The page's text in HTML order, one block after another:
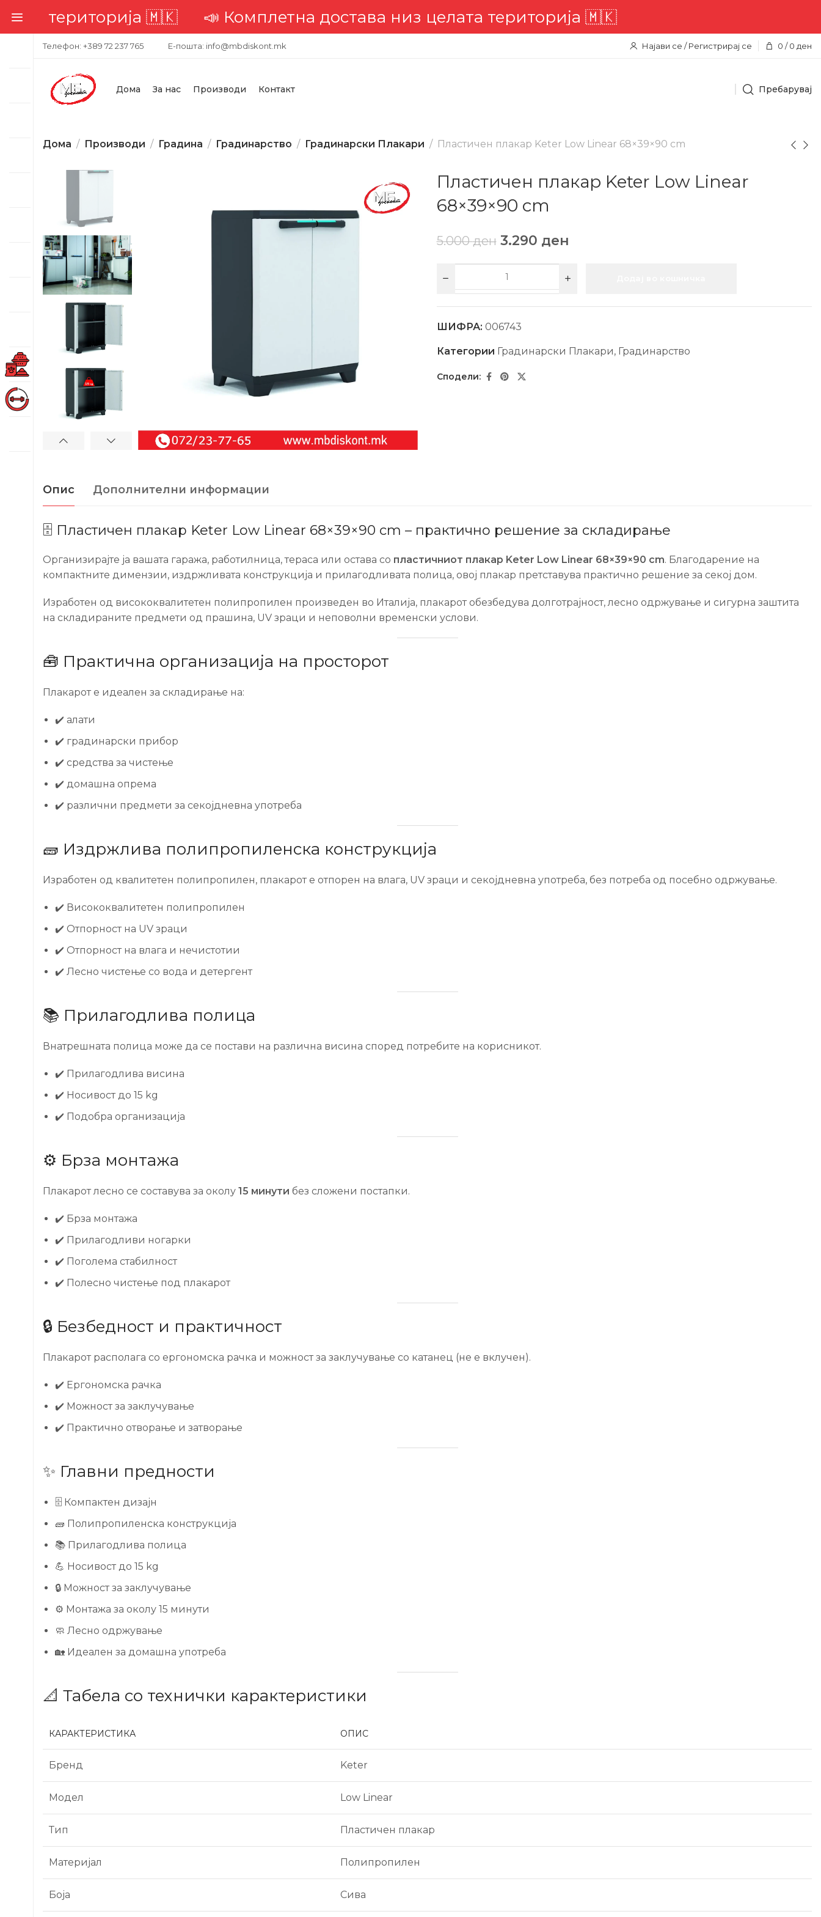
🇲🇰📣 Комплетна достава низ целата територија 🇲🇰
Телефон: +389 72 237 765 Е-пошта: info@mbdiskont.mk Најави се / Регистрирај се 0 / 0 ден
Дома За нас Производи Контакт Пребарувај
Дома Производи Градина Градинарство Градинарски Плакари Пластичен плакар Keter Low Linear 68×39×90 cm
Пластичен плакар Keter Low Linear
68×39×90 cm
5.000ден 3.290 ден
ШИФРА: 006743
Категории Градинарски Плакари, Градинарство
Опис Дополнителни информации
🗄️ Пластичен плакар Keter Low Linear 68×39×90 cm – практично решение за складирање
Организирајте ја вашата гаража, работилница, тераса или остава со пластичниот плакар Keter Low Linear 68×39×90 cm. Благодарение на
компактните димензии, издржливата конструкција и прилагодливата полица, овој плакар претставува практично решение за секој дом.
Изработен од висококвалитетен полипропилен произведен во Италија, плакарот обезбедува долготрајност, лесно одржување и сигурна заштита
на складираните предмети од прашина, UV зраци и неповолни временски услови.
🧰 Практична организација на просторот
Плакарот е идеален за складирање на:
✔️ алати
✔️ градинарски прибор
✔️ средства за чистење
✔️ домашна опрема
✔️ различни предмети за секојдневна употреба
🧱 Издржлива полипропиленска конструкција
Изработен од квалитетен полипропилен, плакарот е отпорен на влага, UV зраци и секојдневна употреба, без потреба од посебно одржување.
✔️ Висококвалитетен полипропилен
✔️ Отпорност на UV зраци
✔️ Отпорност на влага и нечистотии
✔️ Лесно чистење со вода и детергент
📚 Прилагодлива полица
Внатрешната полица може да се постави на различна висина според потребите на корисникот.
✔️ Прилагодлива висина
✔️ Носивост до 15 kg
✔️ Подобра организација
⚙️ Брза монтажа
Плакарот лесно се составува за околу 15 минути без сложени постапки.
✔️ Брза монтажа
✔️ Прилагодливи ногарки
✔️ Поголема стабилност
✔️ Полесно чистење под плакарот
🔒 Безбедност и практичност
Плакарот располага со ергономска рачка и можност за заклучување со катанец (не е вклучен).
✔️ Ергономска рачка
✔️ Можност за заклучување
✔️ Практично отворање и затворање
✨ Главни предности
🗄️ Компактен дизајн
🧱 Полипропиленска конструкција
📚 Прилагодлива полица
💪 Носивост до 15 kg
🔒 Можност за заклучување
⚙️ Монтажа за околу 15 минути
🧼 Лесно одржување
🏡 Идеален за домашна употреба
📐 Табела со технички карактеристики
КАРАКТЕРИСТИКА ОПИС
Бренд Keter
Модел Low Linear
Тип Пластичен плакар
Материјал Полипропилен
Боја Сива